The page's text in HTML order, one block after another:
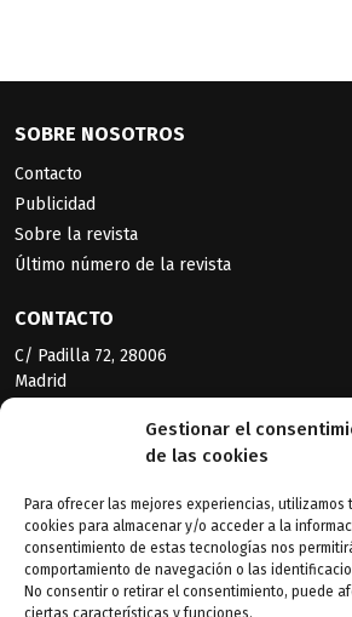
Gestionar el
de las cookies
Para ofrecer las mejores experiencias, utilizamos
cookies para almacenar y/o acceder a la
consentimiento de estas tecnologías nos
comportamiento de navegación o las
No consentir o retirar el consentimiento, puede
ciertas características y funciones.
SOBRE NOSOTROS
Contacto
Publicidad
Sobre la revista
Último número de la revista
CONTACTO
C/ Padilla 72, 28006
Madrid
El Sector
Autobuses
Autocares
Midis y Micros